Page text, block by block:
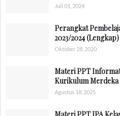
Juli 01, 2024
Perangkat
2023/2024 (Lengkap)
Oktober 28, 2020
Materi PPT
Kurikulum Merdeka
Agustus 18, 2025